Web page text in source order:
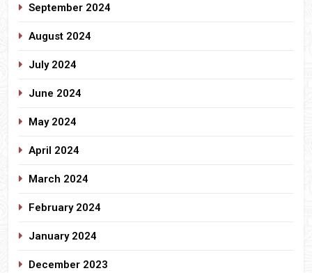
September 2024
August 2024
July 2024
June 2024
May 2024
April 2024
March 2024
February 2024
January 2024
December 2023